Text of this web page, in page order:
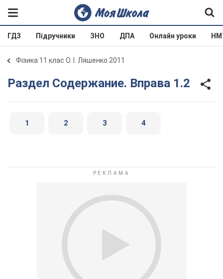
ГДЗ Підручники ЗНО ДПА Онлайн уроки
Фізика 11 клас О. І. Ляшенко 2011
Раздел Содержание. Вправа 1.2
1 2 3 4